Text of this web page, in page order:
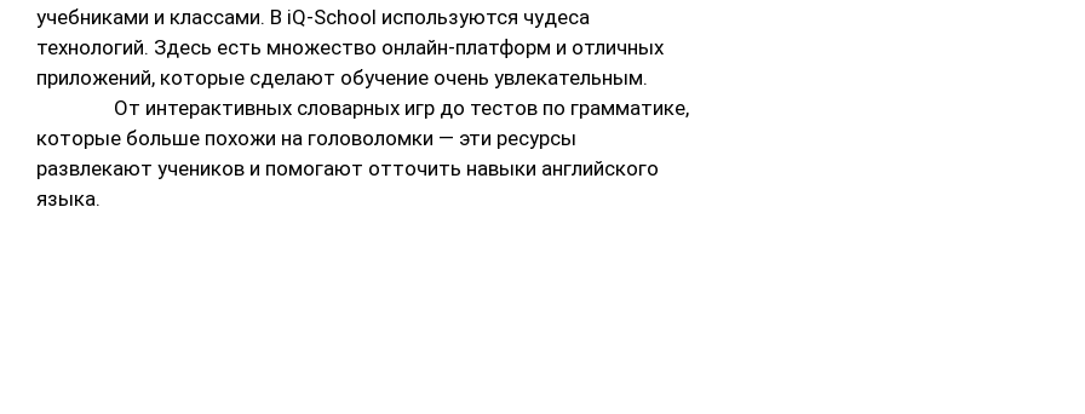
учебниками и классами. В iQ-School используются чудеса
технологий. Здесь есть множество онлайн-платформ и отличных
приложений, которые сделают обучение очень увлекательным.
От интерактивных словарных игр до тестов по грамматике,
которые больше похожи на головоломки — эти ресурсы
развлекают учеников и помогают отточить навыки английского
языка.